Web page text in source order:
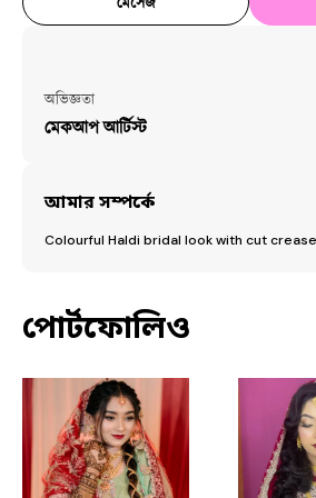
অভিজ্ঞতা
মেকআপ আর্টিস্ট
আমার সম্পর্কে
Colourful Haldi bridal look with cut
পোর্টফোলিও